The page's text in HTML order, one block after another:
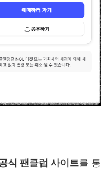
식 팬클럽 사이트를 통